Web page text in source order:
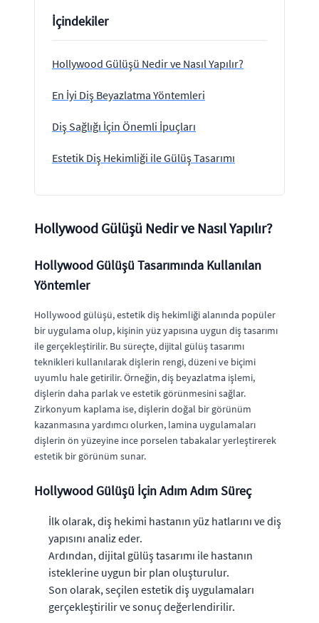
İçindekiler
Hollywood Gülüşü Nedir ve Nasıl Yapılır?
En İyi Diş Beyazlatma Yöntemleri
Diş Sağlığı İçin Önemli İpuçları
Estetik Diş Hekimliği ile Gülüş Tasarımı
Hollywood Gülüşü Nedir ve Nasıl Yapılır?
Hollywood Gülüşü Tasarımında Kullanılan
Yöntemler
Hollywood gülüşü, estetik diş hekimliği alanında popüler
bir uygulama olup, kişinin yüz yapısına uygun diş tasarımı
ile gerçekleştirilir. Bu süreçte, dijital gülüş tasarımı
teknikleri kullanılarak dişlerin rengi, düzeni ve biçimi
uyumlu hale getirilir. Örneğin, diş beyazlatma işlemi,
dişlerin daha parlak ve estetik görünmesini sağlar.
Zirkonyum kaplama ise, dişlerin doğal bir görünüm
kazanmasına yardımcı olurken, lamina uygulamaları
dişlerin ön yüzeyine ince porselen tabakalar yerleştirerek
estetik bir görünüm sunar.
Hollywood Gülüşü İçin Adım Adım Süreç
İlk olarak, diş hekimi hastanın yüz hatlarını ve diş
yapısını analiz eder.
Ardından, dijital gülüş tasarımı ile hastanın
isteklerine uygun bir plan oluşturulur.
Son olarak, seçilen estetik diş uygulamaları
gerçekleştirilir ve sonuç değerlendirilir.